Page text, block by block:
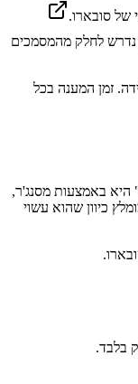
לחלק מהמסמכים
זמן המענה בכל
היא באמצעות מסנג'ר,
כיוון שהוא עשוי
.
בלבד.